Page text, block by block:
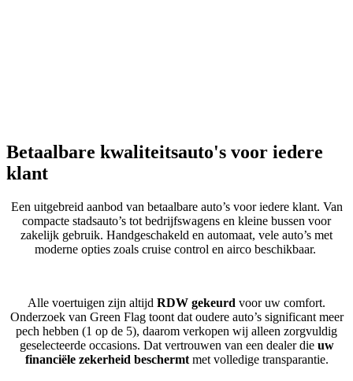
Betaalbare kwaliteitsauto's voor iedere
klant
Een uitgebreid aanbod van betaalbare auto’s voor iedere klant. Van
compacte stadsauto’s tot bedrijfswagens en kleine bussen voor
zakelijk gebruik. Handgeschakeld en automaat, vele auto’s met
moderne opties zoals cruise control en airco beschikbaar.
Alle voertuigen zijn altijd RDW gekeurd voor uw comfort.
Onderzoek van Green Flag toont dat oudere auto’s significant meer
pech hebben (1 op de 5), daarom verkopen wij alleen zorgvuldig
geselecteerde occasions. Dat vertrouwen van een dealer die uw
financiële zekerheid beschermtmet volledige transparantie.